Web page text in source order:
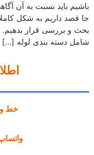
باشیم باید نسبت به آن
جا قصد داریم به شکل
بحث و بررسی قرار بدهیم.
شامل دسته بندی لوله […]
خط